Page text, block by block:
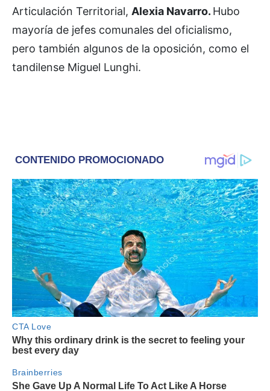
Articulación Territorial, Alexia Navarro. Hubo
mayoría de jefes comunales del oficialismo,
pero también algunos de la oposición, como el
tandilense Miguel Lunghi.